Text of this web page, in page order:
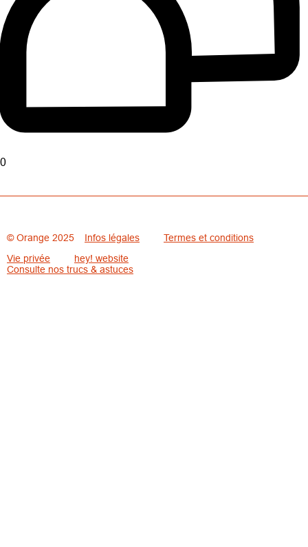
0
© Orange 2025 Infos légales
Termes et conditions
Vie privée
hey! website
Consulte nos trucs & astuces